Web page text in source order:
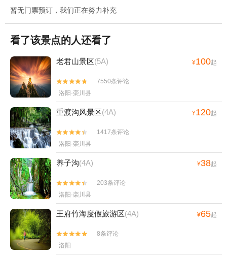
暂无门票预订，我们正在努力补充
看了该景点的人还看了
老君山景区(5A) ¥100起


7550条评论
洛阳·栾川县
重渡沟风景区(4A) ¥120起


1417条评论
洛阳·栾川县
养子沟(4A) ¥38起


203条评论
洛阳·栾川县
王府竹海度假旅游区(4A) ¥65起


8条评论
洛阳